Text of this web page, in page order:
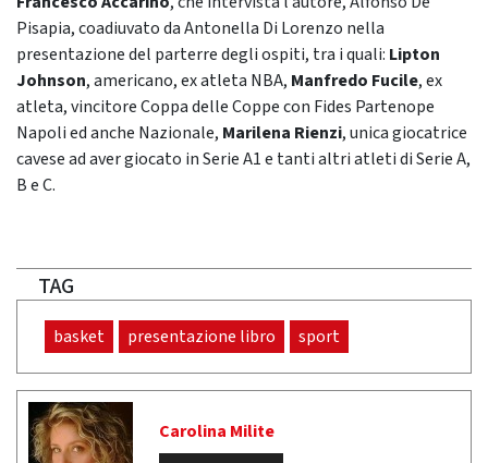
Pisapia, coadiuvato da Antonella Di Lorenzo nella
presentazione del parterre degli ospiti, tra i quali: Lipton
Johnson, americano, ex atleta NBA, Manfredo Fucile, ex
atleta, vincitore Coppa delle Coppe con Fides Partenope
Napoli ed anche Nazionale, Marilena Rienzi, unica giocatrice
cavese ad aver giocato in Serie A1 e tanti altri atleti di Serie A,
B e C.
TAG
basket presentazione libro sport
Carolina Milite